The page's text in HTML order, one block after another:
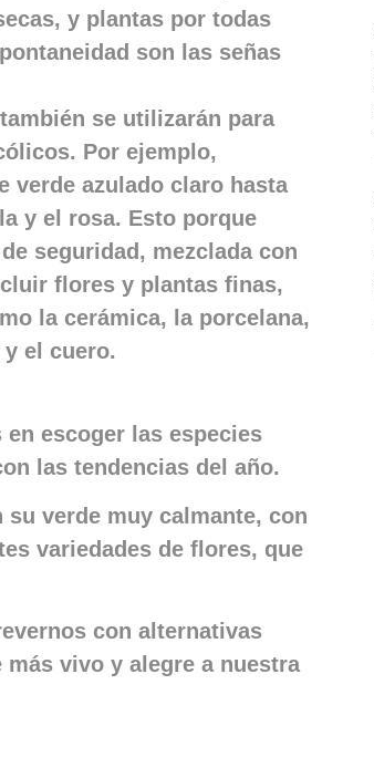
y plantas por todas
son las señas
se utilizarán para
Por ejemplo,
verde azulado claro hasta
y el rosa. Esto porque
seguridad, mezclada con
flores y plantas finas,
la cerámica, la porcelana,
el cuero.
escoger las especies
las tendencias del año.
verde muy calmante, con
variedades de flores, que
con alternativas
vivo y alegre a nuestra